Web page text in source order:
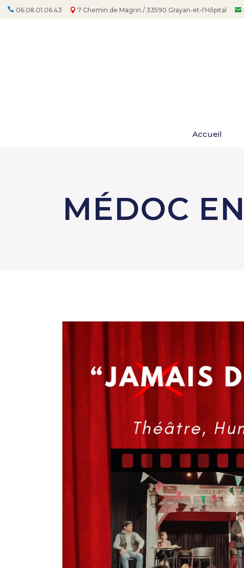
au 06.08.01.06.43 7 Chemin de Magrin / 33590 Grayan-et-l'Hôpital
Accueil
MÉDOC